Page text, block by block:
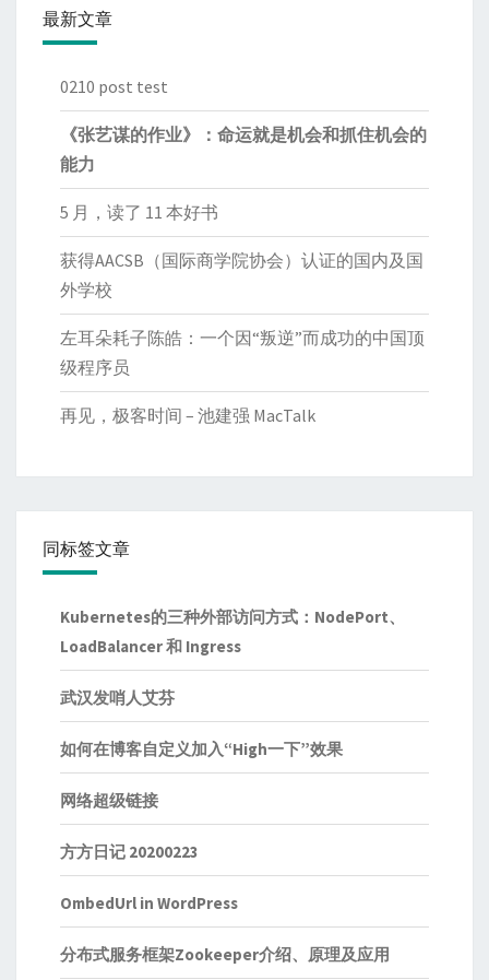
最新文章
0210 post test
《张艺谋的作业》：命运就是机会和抓住机会的
能力
5 月，读了 11 本好书
获得AACSB（国际商学院协会）认证的国内及国
外学校
左耳朵耗子陈皓：一个因“叛逆”而成功的中国顶
级程序员
再见，极客时间 – 池建强 MacTalk
同标签文章
Kubernetes的三种外部访问方式：NodePort、
LoadBalancer 和 Ingress
武汉发哨人艾芬
如何在博客自定义加入“High一下”效果
网络超级链接
方方日记 20200223
OmbedUrl in WordPress
分布式服务框架Zookeeper介绍、原理及应用